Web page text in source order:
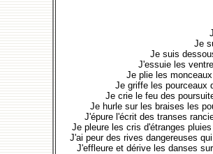
Je
Je suis
J'essuie les
Je plie les
Je griffe les pourceaux
Je crie le feu des
Je hurle sur les braises les
J'épure l'écrit des transes
Je pleure les cris d'étranges
J'ai peur des rives dangereuses
J'effleure et dérive les danses